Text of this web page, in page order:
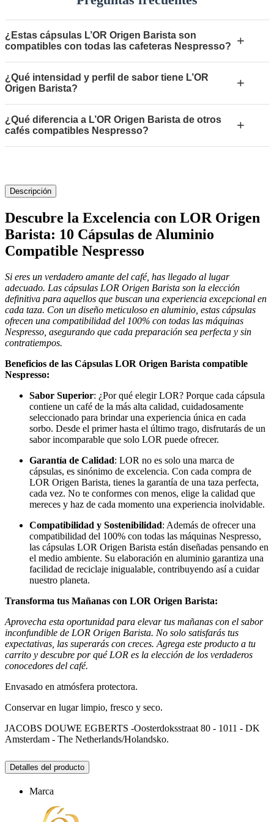
¿Estas cápsulas L’OR Origen Barista son
compatibles con todas las cafeteras Nespresso?
+
¿Qué intensidad y perfil de sabor tiene L’OR
Origen Barista?
+
¿Qué diferencia a L’OR Origen Barista de otros
cafés compatibles Nespresso?
+
Descripción
Descubre la Excelencia con LOR Origen
Barista: 10 Cápsulas de Aluminio
Compatible Nespresso
Si eres un verdadero amante del café, has llegado al lugar
adecuado. Las cápsulas LOR Origen Barista son la elección
definitiva para aquellos que buscan una experiencia excepcional en
cada taza. Con un diseño meticuloso en aluminio, estas cápsulas
ofrecen una compatibilidad del 100% con todas las máquinas
Nespresso, asegurando que cada preparación sea perfecta y sin
contratiempos.
Beneficios de las Cápsulas LOR Origen Barista compatible
Nespresso:
Sabor Superior: ¿Por qué elegir LOR? Porque cada cápsula
contiene un café de la más alta calidad, cuidadosamente
seleccionado para brindar una experiencia única en cada
sorbo. Desde el primer hasta el último trago, disfrutarás de un
sabor incomparable que solo LOR puede ofrecer.
Garantía de Calidad: LOR no es solo una marca de
cápsulas, es sinónimo de excelencia. Con cada compra de
LOR Origen Barista, tienes la garantía de una taza perfecta,
cada vez. No te conformes con menos, elige la calidad que
mereces y haz de cada momento una experiencia inolvidable.
Compatibilidad y Sostenibilidad: Además de ofrecer una
compatibilidad del 100% con todas las máquinas Nespresso,
las cápsulas LOR Origen Barista están diseñadas pensando en
el medio ambiente. Su elaboración en aluminio garantiza una
facilidad de reciclaje inigualable, contribuyendo así a cuidar
nuestro planeta.
Transforma tus Mañanas con LOR Origen Barista:
Aprovecha esta oportunidad para elevar tus mañanas con el sabor
inconfundible de LOR Origen Barista. No solo satisfarás tus
expectativas, las superarás con creces. Agrega este producto a tu
carrito y descubre por qué LOR es la elección de los verdaderos
conocedores del café.
Envasado en atmósfera protectora.
Conservar en lugar limpio, fresco y seco.
JACOBS DOUWE EGBERTS -Oosterdoksstraat 80 - 1011 - DK
Amsterdam - The Netherlands/Holandsko.
Detalles del producto
Marca